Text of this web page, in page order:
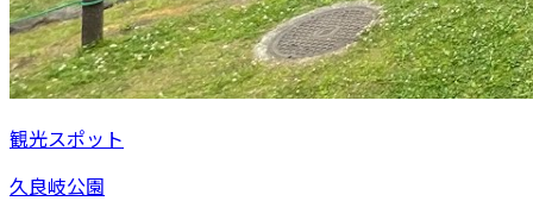
観光スポット
久良岐公園